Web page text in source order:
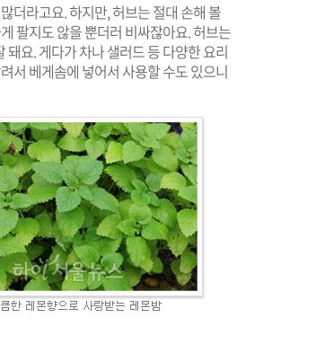
더라고요. 하지만, 허브는 절대 손해 볼
팔지도 않을 뿐더러 비싸잖아요. 허브는
요. 게다가 차나 샐러드 등 다양한 요리
서 베게솜에 넣어서 사용할 수도 있으니